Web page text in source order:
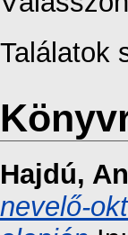
Találatok
Hajdú,
nevelő-